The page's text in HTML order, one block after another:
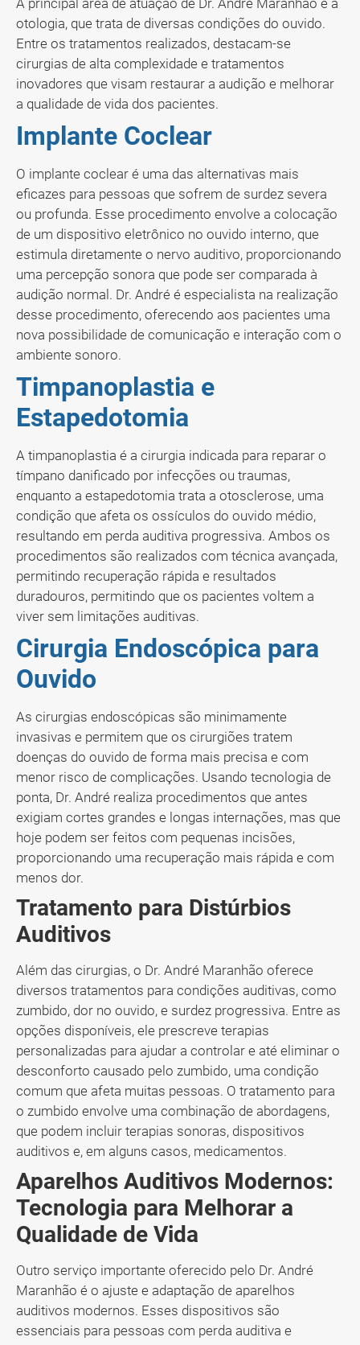
otologia, que trata de diversas condições do ouvido.
Entre os tratamentos realizados, destacam-se
cirurgias de alta complexidade e tratamentos
inovadores que visam restaurar a audição e melhorar
a qualidade de vida dos pacientes.
Implante Coclear
O implante coclear é uma das alternativas mais
eficazes para pessoas que sofrem de surdez severa
ou profunda. Esse procedimento envolve a colocação
de um dispositivo eletrônico no ouvido interno, que
estimula diretamente o nervo auditivo, proporcionando
uma percepção sonora que pode ser comparada à
audição normal. Dr. André é especialista na realização
desse procedimento, oferecendo aos pacientes uma
nova possibilidade de comunicação e interação com o
ambiente sonoro.
Timpanoplastia e
Estapedotomia
A timpanoplastia é a cirurgia indicada para reparar o
tímpano danificado por infecções ou traumas,
enquanto a estapedotomia trata a otosclerose, uma
condição que afeta os ossículos do ouvido médio,
resultando em perda auditiva progressiva. Ambos os
procedimentos são realizados com técnica avançada,
permitindo recuperação rápida e resultados
duradouros, permitindo que os pacientes voltem a
viver sem limitações auditivas.
Cirurgia Endoscópica para
Ouvido
As cirurgias endoscópicas são minimamente
invasivas e permitem que os cirurgiões tratem
doenças do ouvido de forma mais precisa e com
menor risco de complicações. Usando tecnologia de
ponta, Dr. André realiza procedimentos que antes
exigiam cortes grandes e longas internações, mas que
hoje podem ser feitos com pequenas incisões,
proporcionando uma recuperação mais rápida e com
menos dor.
Tratamento para Distúrbios
Auditivos
Além das cirurgias, o Dr. André Maranhão oferece
diversos tratamentos para condições auditivas, como
zumbido, dor no ouvido, e surdez progressiva. Entre as
opções disponíveis, ele prescreve terapias
personalizadas para ajudar a controlar e até eliminar o
desconforto causado pelo zumbido, uma condição
comum que afeta muitas pessoas. O tratamento para
o zumbido envolve uma combinação de abordagens,
que podem incluir terapias sonoras, dispositivos
auditivos e, em alguns casos, medicamentos.
Aparelhos Auditivos Modernos:
Tecnologia para Melhorar a
Qualidade de Vida
Outro serviço importante oferecido pelo Dr. André
Maranhão é o ajuste e adaptação de aparelhos
auditivos modernos. Esses dispositivos são
essenciais para pessoas com perda auditiva e